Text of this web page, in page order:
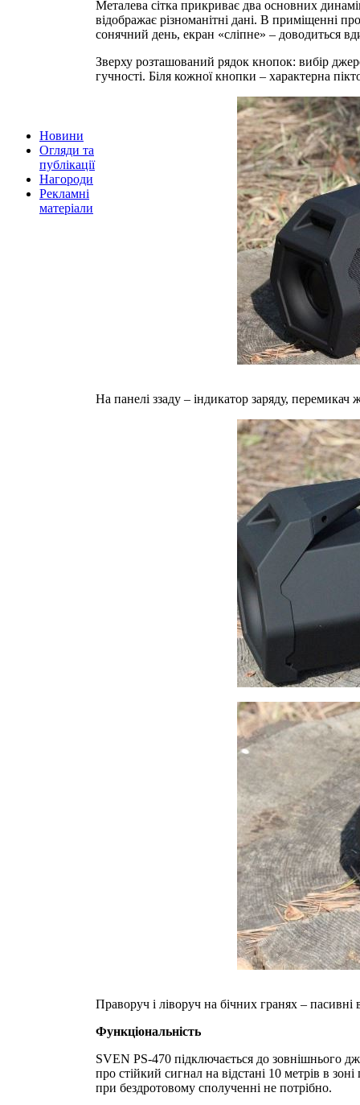
Новини
Огляди та
публікації
Нагороди
Рекламні
матеріали
Металева сітка прикриває два основних
відображає рiзноманiтнi данi. В приміщенні
сонячний день, екран «сліпне» – доводиться
Зверху розташований рядок кнопок: вибір
гучності. Біля кожної кнопки – характерна
На панелі ззаду – індикатор заряду,
Праворуч і ліворуч на бічних гранях – пасивні
Функціональність
SVEN PS-470 підключається до зовнішнього
про стійкий сигнал на відстані 10 метрів в
при бездротовому сполученні не потрібно.